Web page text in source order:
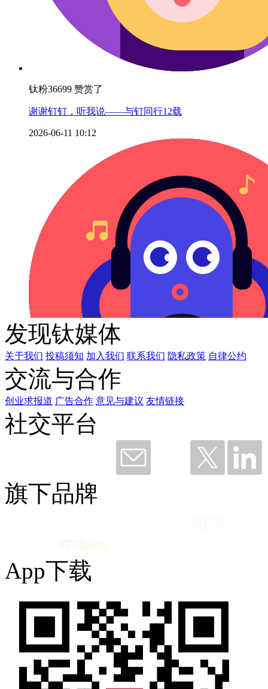
钛粉36699 赞赏了
谢谢钉钉，听我说——与钉同行12载
2026-06-11 10:12
谢谢钉钉，听我说——与钉同行12载
2026-06-11 09:49
发现钛媒体
关于我们 投稿须知 加入我们 联系我们 隐私政策 自律公约
交流与合作
创业求报道 广告合作 意见与建议 友情链接
社交平台
旗下品牌
App下载